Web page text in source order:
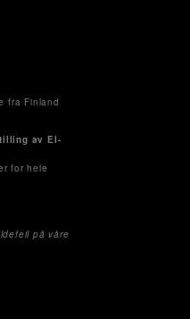
fra Finland
av El-
for hele
på våre